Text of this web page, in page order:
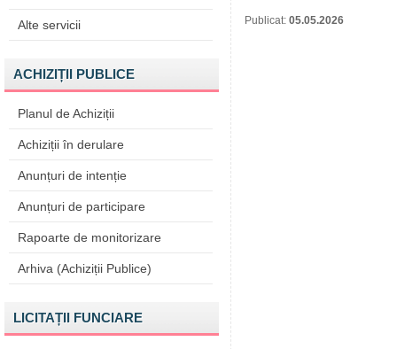
Alte servicii
ACHIZIȚII PUBLICE
Planul de Achiziții
Achiziții în derulare
Anunțuri de intenție
Anunțuri de participare
Rapoarte de monitorizare
Arhiva (Achiziții Publice)
LICITAȚII FUNCIARE
Publicat: 05.05.2026